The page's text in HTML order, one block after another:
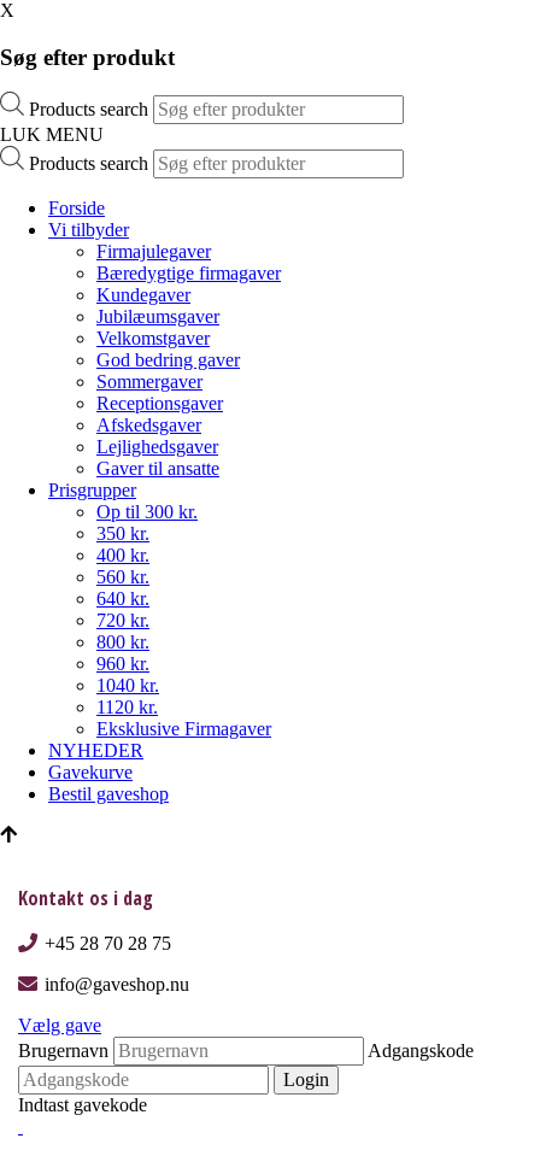
X
Søg efter produkt
Products search
LUK MENU
Products search
Forside
Vi tilbyder
Firmajulegaver
Bæredygtige firmagaver
Kundegaver
Jubilæumsgaver
Velkomstgaver
God bedring gaver
Sommergaver
Receptionsgaver
Afskedsgaver
Lejlighedsgaver
Gaver til ansatte
Prisgrupper
Op til 300 kr.
350 kr.
400 kr.
560 kr.
640 kr.
720 kr.
800 kr.
960 kr.
1040 kr.
1120 kr.
Eksklusive Firmagaver
NYHEDER
Gavekurve
Bestil gaveshop
Kontakt os i dag
+45 28 70 28 75
info@gaveshop.nu
Vælg gave
Brugernavn
Adgangskode
Login
Indtast gavekode